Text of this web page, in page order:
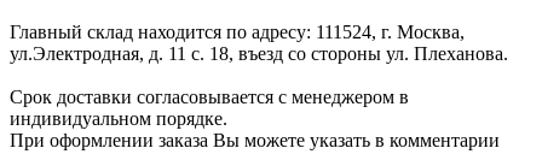
Главный склад находится по адресу: 111524, г. Москва,
ул.Электродная, д. 11 с. 18, въезд со стороны ул. Плеханова.
Срок доставки согласовывается с менеджером в
индивидуальном порядке.
При оформлении заказа Вы можете указать в комментарии